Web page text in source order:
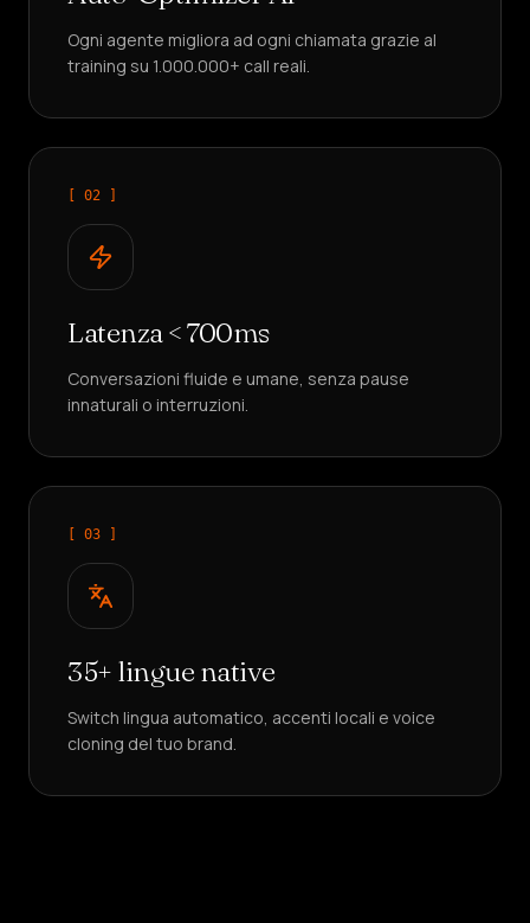
Ogni agente migliora ad ogni chiamata grazie al
training su 1.000.000+ call reali.
[ 02 ]
Latenza < 700ms
Conversazioni fluide e umane, senza pause
innaturali o interruzioni.
[ 03 ]
35+ lingue native
Switch lingua automatico, accenti locali e voice
cloning del tuo brand.